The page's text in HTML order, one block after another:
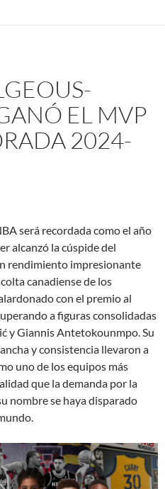
EL MVP
2024-
será recordada como el año
alcanzó la cúspide del
rendimiento impresionante
canadiense de los
con el premio al
a figuras consolidadas
y Giannis Antetokounmpo. Su
y consistencia llevaron a
uno de los equipos más
que la demanda por la
nombre se haya disparado